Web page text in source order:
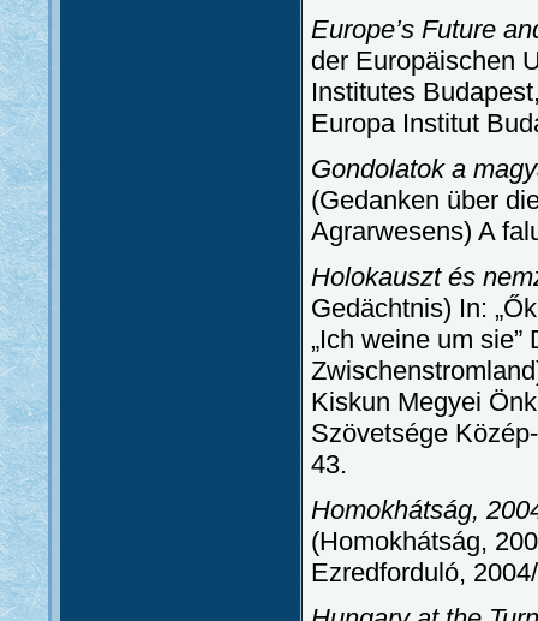
Europe’s Future
der Europäischen
Institutes
Europa Institut
Gondolatok a
(Gedanken über
Agrarwesens) A
Holokauszt és
Gedächtnis) In:
„Ich weine um
Kiskun Megyei
Szövetsége
43.
Homokhátság,
(Homokhátság,
Ezredforduló,